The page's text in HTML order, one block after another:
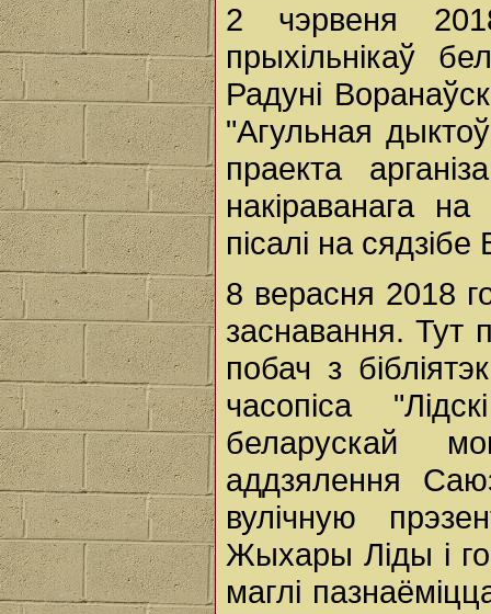
2 чэрвеня
прыхільнікаў
Радуні
"Агульная
праекта
накіраванага
пісалі на
8 верасня 2018
заснавання. Тут
побач з
часопіса
беларускай
аддзялення
вулічную
Жыхары Ліды і
маглі